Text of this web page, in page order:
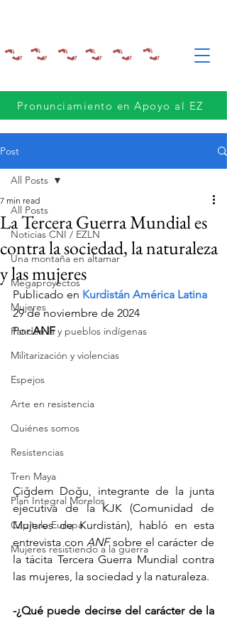
Pronunciamiento en Apoyo al EZ
Post
All Posts
Noticias CNI / EZLN
Una montaña en altamar
Megaproyectos
Mujeres
Pandemia y pueblos indígenas
Militarización y violencias
Espejos
Arte en resistencia
Quiénes somos
Resistencias
Tren Maya
Plan Integral Morelos
Capítulo Europa
Mujeres resistiendo a la guerra
All Posts
La Tercera Guerra Mundial es
contra la sociedad, la naturaleza
y las mujeres
7 min read
Publicado en Kurdistán América Latina
29 de noviembre de 2024
Por ANF
Çiğdem Doğu, integrante de la junta
ejecutiva de la KJK (Comunidad de
Mujeres de Kurdistán), habló en esta
entrevista con ANF sobre el carácter de
la tácita Tercera Guerra Mundial contra
las mujeres, la sociedad y la naturaleza.
-¿Qué puede decirse del carácter de la